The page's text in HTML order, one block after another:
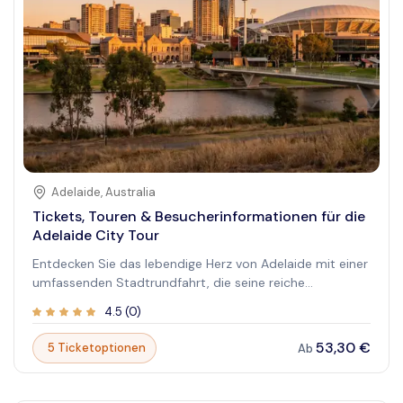
ehrfurchtgebietende Präsenz von David aus erster Hand
erleben möchten. Die Hallen der Galerie sind voller
Geschichten von Künstlern, die die westliche Kunst
geprägt haben, was jeden Besuch zu einer
unvergesslichen Reise durch die Geschichte macht.
Adelaide,Australia
Tickets, Touren & Besucherinformationen für die
Adelaide City Tour
Entdecken Sie das lebendige Herz von Adelaide mit einer
umfassenden Stadtrundfahrt, die seine reiche
Landschaften präsentiert. Ob Sie zum ersten Mal hier
sind oder wiederkommen, um mehr zu erkunden – diese
Tour bietet eine einzigartige Möglichkeit, die vielfältige
Kultur und die malerische Schönheit der Stadt zu
4.5 (0)
5 Ticketoptionen Ab 53,30 €